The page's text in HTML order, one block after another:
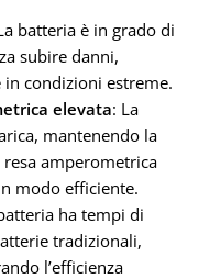
batteria è in grado di
subire danni,
condizioni estreme.
elevata: La
mantenendo la
resa amperometrica
modo efficiente.
ha tempi di
tradizionali,
l’efficienza